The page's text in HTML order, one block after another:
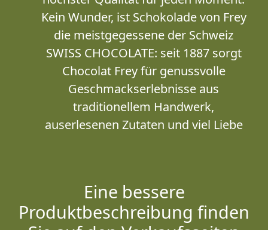
Kein Wunder, ist Schokolade von Frey
die meistgegessene der Schweiz
SWISS CHOCOLATE: seit 1887 sorgt
Chocolat Frey für genussvolle
Geschmackserlebnisse aus
traditionellem Handwerk,
auserlesenen Zutaten und viel Liebe
Eine bessere
Produktbeschreibung finden